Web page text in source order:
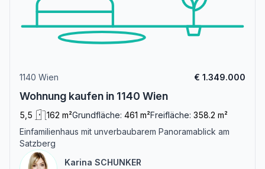
1140 Wien € 1.349.000
Wohnung kaufen in 1140 Wien
5,5 162 m²Grundfläche: 461 m²Freifläche: 358.2 m²
Einfamilienhaus mit unverbaubarem Panoramablick am
Satzberg
Karina SCHUNKER